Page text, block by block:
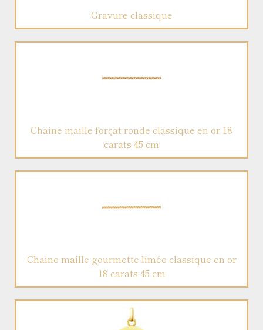
Gravure classique
Chaine maille forçat ronde classique en or 18
carats 45 cm
Chaine maille gourmette limée classique en or
18 carats 45 cm